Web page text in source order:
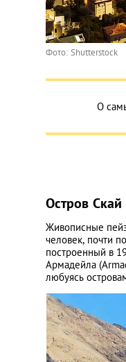
Фото: Shutterstock
О
Остров Скай
Живописные
человек, почти
построенный в
Армадейла
любуясь